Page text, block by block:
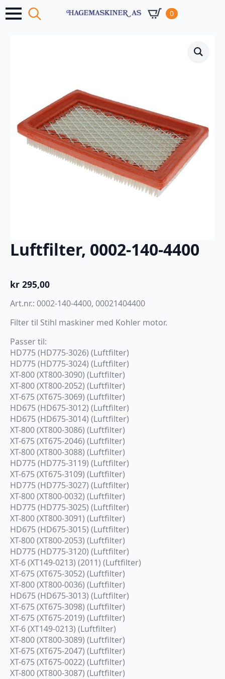
0
Luftfilter, 0002-140-4400
kr 295,00
Art.nr.: 0002-140-4400, 00021404400
Filter til Stihl maskiner med Kohler motor.
Passer til:
HD775 (HD775-3026) (Luftfilter)
HD775 (HD775-3024) (Luftfilter)
XT-800 (XT800-3090) (Luftfilter)
XT-800 (XT800-2052) (Luftfilter)
XT-675 (XT675-3069) (Luftfilter)
HD675 (HD675-3012) (Luftfilter)
HD675 (HD675-3014) (Luftfilter)
XT-800 (XT800-3086) (Luftfilter)
XT-675 (XT675-2046) (Luftfilter)
XT-800 (XT800-3088) (Luftfilter)
HD775 (HD775-3119) (Luftfilter)
XT-675 (XT675-3109) (Luftfilter)
HD775 (HD775-3027) (Luftfilter)
XT-800 (XT800-0032) (Luftfilter)
HD775 (HD775-3025) (Luftfilter)
XT-800 (XT800-3091) (Luftfilter)
HD675 (HD675-3015) (Luftfilter)
XT-800 (XT800-2053) (Luftfilter)
HD775 (HD775-3120) (Luftfilter)
XT-6 (XT149-0213) (2011) (Luftfilter)
XT-675 (XT675-3052) (Luftfilter)
XT-800 (XT800-0036) (Luftfilter)
HD675 (HD675-3013) (Luftfilter)
XT-675 (XT675-3098) (Luftfilter)
XT-675 (XT675-2019) (Luftfilter)
XT-6 (XT149-0213) (Luftfilter)
XT-800 (XT800-3089) (Luftfilter)
XT-675 (XT675-2047) (Luftfilter)
XT-675 (XT675-0022) (Luftfilter)
XT-800 (XT800-3087) (Luftfilter)